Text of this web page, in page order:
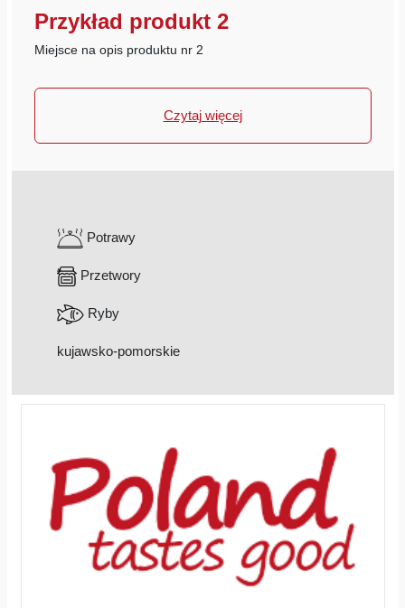
Przykład produkt 2
Miejsce na opis produktu nr 2
Czytaj więcej
Potrawy
Przetwory
Ryby
kujawsko-pomorskie